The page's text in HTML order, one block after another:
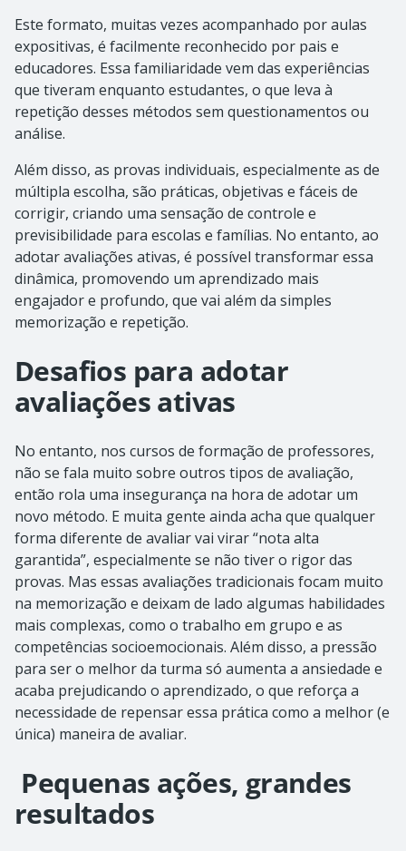
Este formato, muitas vezes acompanhado por aulas
expositivas, é facilmente reconhecido por pais e
educadores. Essa familiaridade vem das experiências
que tiveram enquanto estudantes, o que leva à
repetição desses métodos sem questionamentos ou
análise.
Além disso, as provas individuais, especialmente as de
múltipla escolha, são práticas, objetivas e fáceis de
corrigir, criando uma sensação de controle e
previsibilidade para escolas e famílias. No entanto, ao
adotar avaliações ativas, é possível transformar essa
dinâmica, promovendo um aprendizado mais
engajador e profundo, que vai além da simples
memorização e repetição.
Desafios para adotar
avaliações ativas
No entanto, nos cursos de formação de professores,
não se fala muito sobre outros tipos de avaliação,
então rola uma insegurança na hora de adotar um
novo método. E muita gente ainda acha que qualquer
forma diferente de avaliar vai virar “nota alta
garantida”, especialmente se não tiver o rigor das
provas. Mas essas avaliações tradicionais focam muito
na memorização e deixam de lado algumas habilidades
mais complexas, como o trabalho em grupo e as
competências socioemocionais. Além disso, a pressão
para ser o melhor da turma só aumenta a ansiedade e
acaba prejudicando o aprendizado, o que reforça a
necessidade de repensar essa prática como a melhor (e
única) maneira de avaliar.
Pequenas ações, grandes
resultados